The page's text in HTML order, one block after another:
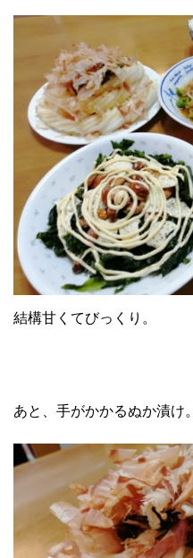
結構甘くてびっくり。
あと、手がかかるぬか漬け。